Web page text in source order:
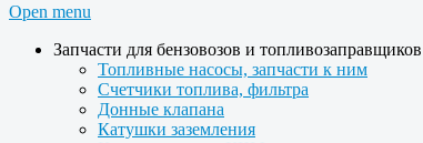
Open menu
Запчасти для бензовозов и топливозаправщиков
Топливные насосы, запчасти к ним
Счетчики топлива, фильтра
Донные клапана
Катушки заземления